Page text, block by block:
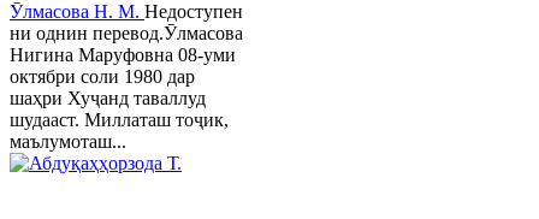
Ӯлмасова Н. М. Недоступен
ни однин перевод.Ӯлмасова
Нигина Маруфовна 08-уми
октябри соли 1980 дар
шаҳри Хуҷанд таваллуд
шудааст. Миллаташ тоҷик,
маълумоташ...